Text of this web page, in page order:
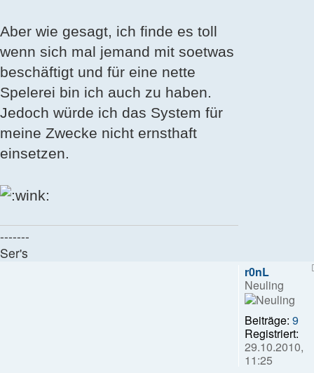
Aber wie gesagt, ich finde es toll
wenn sich mal jemand mit soetwas
beschäftigt und für eine nette
Spelerei bin ich auch zu haben.
Jedoch würde ich das System für
meine Zwecke nicht ernsthaft
einsetzen.
-------
Ser's
r0nL
Neuling
Beiträge: 9
Registriert:
29.10.2010,
11:25